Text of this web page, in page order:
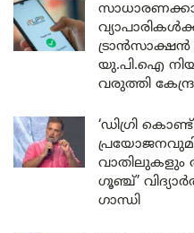
ട്രാൻസാക്ഷൻ
യു.പി.ഐ
വരുത്തി
‘ഡിഗ്രി
വാതിലുകളും
ഗൂഞ്ച്’
ഗാന്ധി